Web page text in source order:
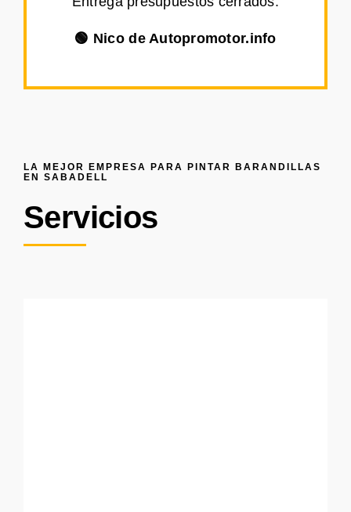
🟢 Nico de Autopromotor.info
LA MEJOR EMPRESA PARA PINTAR BARANDILLAS
EN SABADELL
Servicios